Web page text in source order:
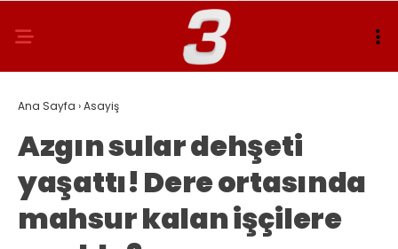
Ana Sayfa ›Asayiş
Azgın sular dehşeti
yaşattı! Dere ortasında
mahsur kalan işçilere